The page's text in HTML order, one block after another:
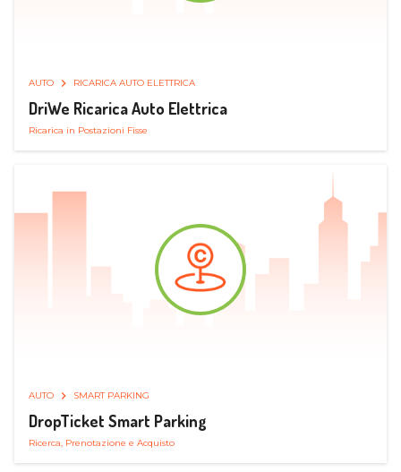
AUTO RICARICA AUTO ELETTRICA
DriWe Ricarica Auto Elettrica
Ricarica in Postazioni Fisse
AUTO SMART PARKING
DropTicket Smart Parking
Ricerca, Prenotazione e Acquisto